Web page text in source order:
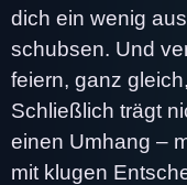
dich ein wenig
schubsen. Und
feiern, ganz
Schließlich trägt
einen Umhang –
mit klugen